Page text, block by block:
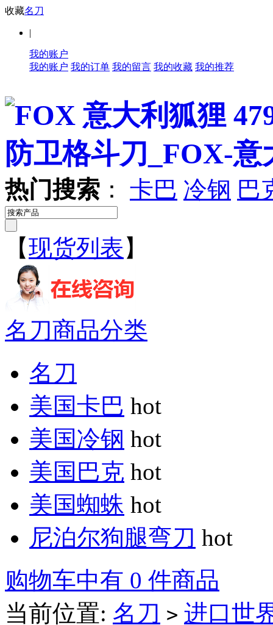
收藏名刀
|
我的账户
我的账户 我的订单 我的留言 我的收藏 我的推荐
热门搜索 ： 卡巴 冷钢 巴
【现货列表 】
名刀商品分类
名刀
美国卡巴 hot
美国冷钢 hot
美国巴克 hot
美国蜘蛛 hot
尼泊尔狗腿弯刀 hot
购物车中有 0 件商品
当前位置: 名刀 > 进口世